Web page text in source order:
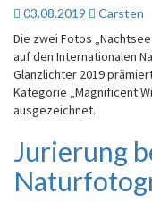
2019
03.08.2019 Carsten
Die zwei Fotos
auf den Internationalen
Glanzlichter 2019
Kategorie „Magnificent
ausgezeichnet.
Jurierung
beim
GDT
Jurierung